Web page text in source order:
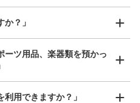
か？」
ーツ用品、楽器類を預かっ
利用できますか？」